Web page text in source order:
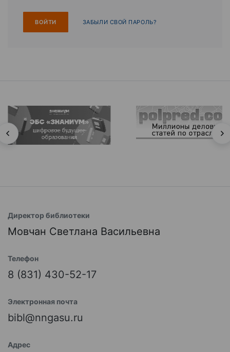
ЗАБЫЛИ СВОЙ ПАРОЛЬ?
Директор библиотеки
Мовчан Светлана Васильевна
Телефон
8 (831) 430-52-17
Электронная почта
bibl@nngasu.ru
Адрес